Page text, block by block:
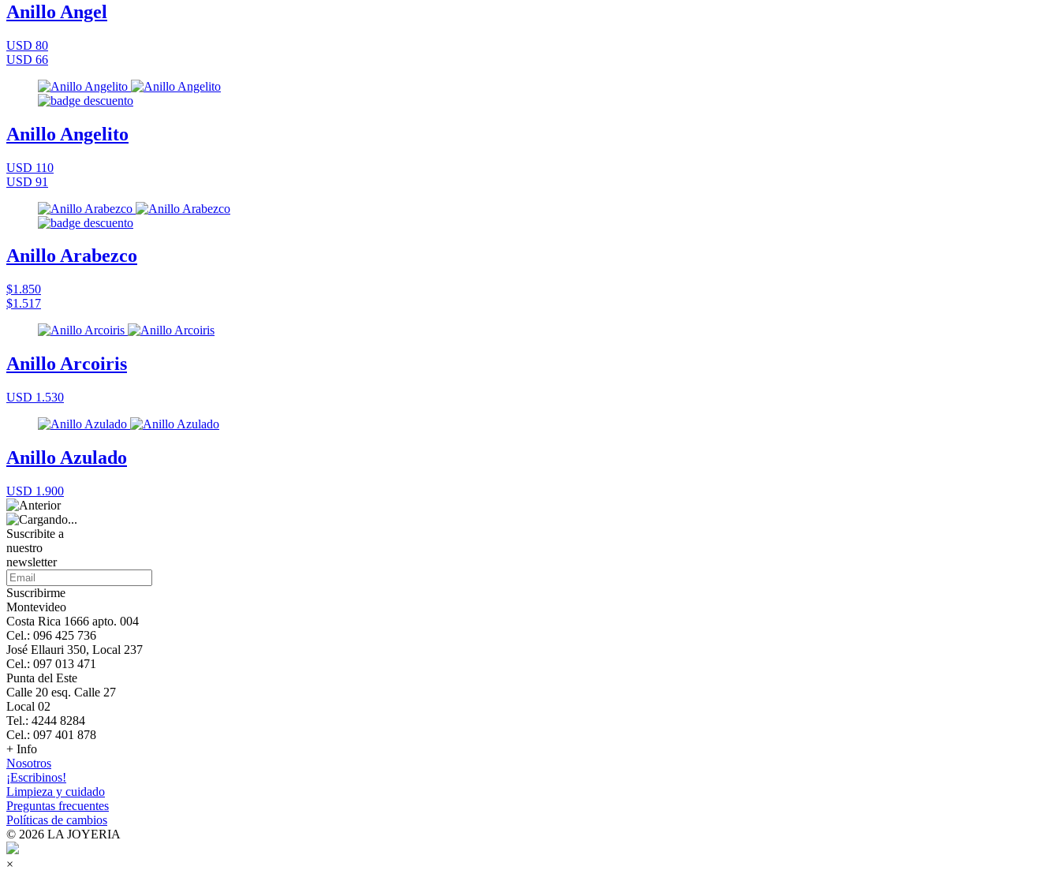
Anillo Angel
USD 80
USD 66
Anillo Angelito
USD 110
USD 91
Anillo Arabezco
$1.850
$1.517
Anillo Arcoiris
USD 1.530
Anillo Azulado
USD 1.900
Suscribite a
nuestro
newsletter
Suscribirme
Montevideo
Costa Rica 1666 apto. 004
Cel.: 096 425 736
José Ellauri 350, Local 237
Cel.: 097 013 471
Punta del Este
Calle 20 esq. Calle 27
Local 02
Tel.: 4244 8284
Cel.: 097 401 878
+ Info
Nosotros
¡Escribinos!
Limpieza y cuidado
Preguntas frecuentes
Políticas de cambios
© 2026 LA JOYERIA
×